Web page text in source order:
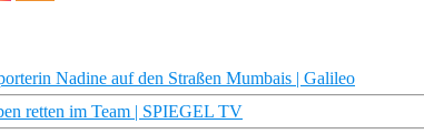
Nadine auf den Straßen Mumbais | Galileo
retten im Team | SPIEGEL TV